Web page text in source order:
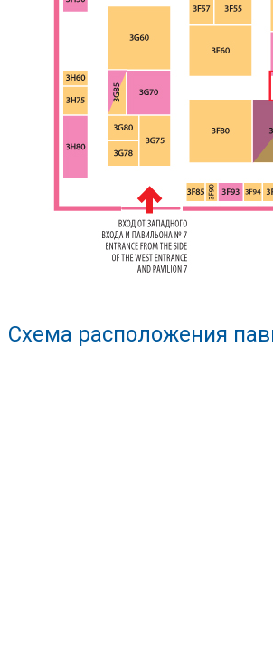
Схема расположения